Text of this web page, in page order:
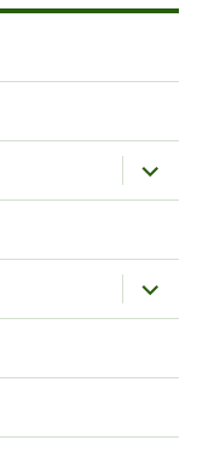
サ
ブ
メ
ー
を
展
開
サ
ブ
メ
ー
開